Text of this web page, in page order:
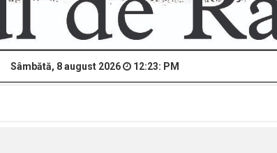
Sâmbătă, 8 august 2026 12:23: PM